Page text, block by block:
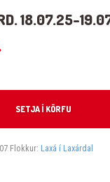
18.07.25-
SETJA Í KÖRFU
Flokkur: Laxá í Laxárdal